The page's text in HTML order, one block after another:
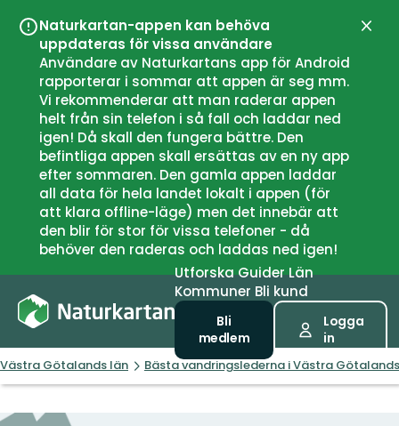
Naturkartan-appen kan behöva
uppdateras för vissa användare
Användare av Naturkartans app för Android
rapporterar i sommar att appen är seg mm.
Vi rekommenderar att man raderar appen
helt från sin telefon i så fall och laddar ned
igen! Då skall den fungera bättre. Den
befintliga appen skall ersättas av en ny app
efter sommaren. Den gamla appen laddar
all data för hela landet lokalt i appen (för
att klara offline-läge) men det innebär att
den blir för stor för vissa telefoner - då
behöver den raderas och laddas ned igen!
UtforskaGuiderLän
Kommuner Bli kund
Bli
medlem
Logga
in
Västra Götalands län Bästa vandringslederna i Västra